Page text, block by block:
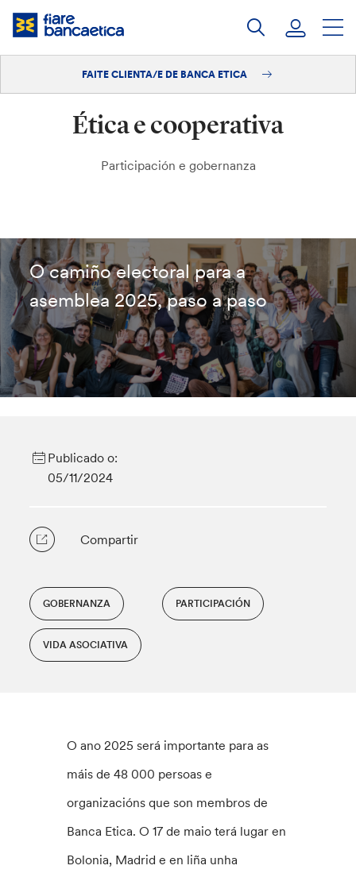
Saltar
Faite clienta/e
FAITE CLIENTA/E DE BANCA ETICA
Ética e cooperativa
Participación e gobernanza
O camiño electoral para a
asemblea 2025, paso a paso
Publicado o:
05/11/2024
Compartir
GOBERNANZA PARTICIPACIÓN
VIDA ASOCIATIVA
O ano 2025 será importante para as
máis de 48 000 persoas e
organizacións que son membros de
Banca Etica. O 17 de maio terá lugar en
Bolonia, Madrid e en liña unha